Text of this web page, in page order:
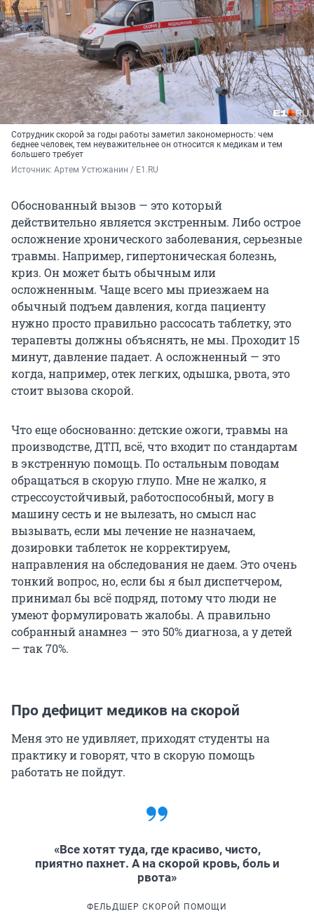
Сотрудник скорой за годы работы заметил закономерность: чем
беднее человек, тем неуважительнее он относится к медикам и тем
большего требует
Источник: Артем Устюжанин / E1.RU
Обоснованный вызов — это который
действительно является экстренным. Либо острое
осложнение хронического заболевания, серьезные
травмы. Например, гипертоническая болезнь,
криз. Он может быть обычным или
осложненным. Чаще всего мы приезжаем на
обычный подъем давления, когда пациенту
нужно просто правильно рассосать таблетку, это
терапевты должны объяснять, не мы. Проходит 15
минут, давление падает. А осложненный — это
когда, например, отек легких, одышка, рвота, это
стоит вызова скорой.
Что еще обоснованно: детские ожоги, травмы на
производстве, ДТП, всё, что входит по стандартам
в экстренную помощь. По остальным поводам
обращаться в скорую глупо. Мне не жалко, я
стрессоустойчивый, работоспособный, могу в
машину сесть и не вылезать, но смысл нас
вызывать, если мы лечение не назначаем,
дозировки таблеток не корректируем,
направления на обследования не даем. Это очень
тонкий вопрос, но, если бы я был диспетчером,
принимал бы всё подряд, потому что люди не
умеют формулировать жалобы. А правильно
собранный анамнез — это 50% диагноза, а у детей
— так 70%.
Про дефицит медиков на скорой
Меня это не удивляет, приходят студенты на
практику и говорят, что в скорую помощь
работать не пойдут.
«Все хотят туда, где красиво, чисто,
приятно пахнет. А на скорой кровь, боль и
рвота»
ФЕЛЬДШЕР СКОРОЙ ПОМОЩИ